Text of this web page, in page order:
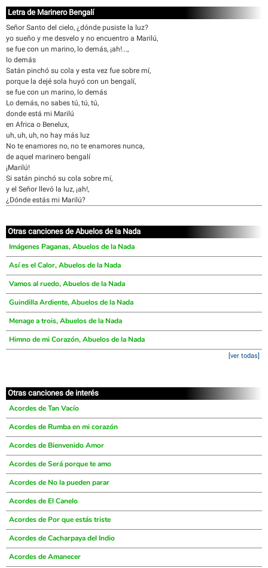
Letra de Marinero Bengalí
Señor Santo del cielo, ¿dónde pusiste la luz?
yo sueño y me desvelo y no encuentro a Marilú,
se fue con un marino, lo demás, ¡ah!...,
lo demás
Satán pinchó su cola y esta vez fue sobre mí,
porque la dejé sola huyó con un bengalí,
se fue con un marino, lo demás
Lo demás, no sabes tú, tú, tú,
donde está mi Marilú
en Africa o Benelux,
uh, uh, uh, no hay más luz
No te enamores no, no te enamores nunca,
de aquel marinero bengalí
¡Marilú!
Si satán pinchó su cola sobre mí,
y el Señor llevó la luz, ¡ah!,
¿Dónde estás mi Marilú?
Otras canciones de Abuelos de la Nada
Imágenes Paganas, Abuelos de la Nada
Así es el Calor, Abuelos de la Nada
Vamos al ruedo, Abuelos de la Nada
Guindilla Ardiente, Abuelos de la Nada
Menage a trois, Abuelos de la Nada
Himno de mi Corazón, Abuelos de la Nada
[ver todas]
Otras canciones de interés
Acordes de Tan Vacío
Acordes de Rumba en mi corazón
Acordes de Bienvenido Amor
Acordes de Será porque te amo
Acordes de No la pueden parar
Acordes de El Canelo
Acordes de Por que estás triste
Acordes de Cacharpaya del Indio
Acordes de Amanecer